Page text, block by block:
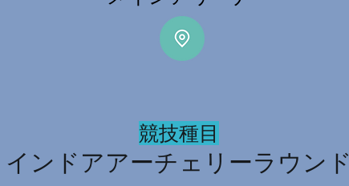
競技種目
インドアアーチェリーラウンド